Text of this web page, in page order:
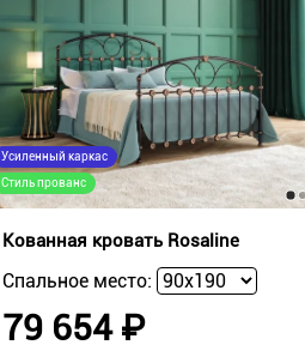
Усиленный каркас
Стиль прованс
Кованная кровать Rosaline
Спальное место:
79 654 ₽